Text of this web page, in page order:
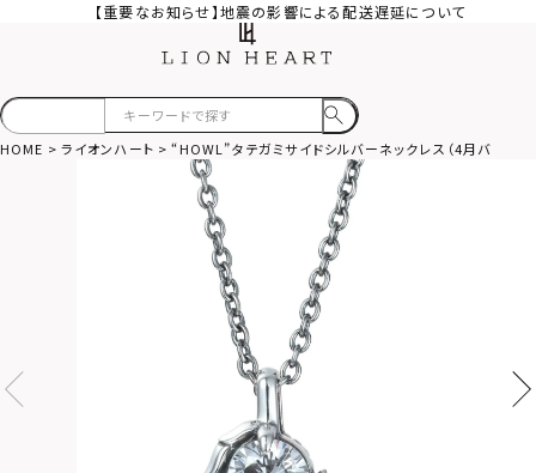
【重要なお知らせ】地震の影響による配送遅延について
HOME ライオンハート “HOWL”タテガミサイドシルバーネックレス（4月バース